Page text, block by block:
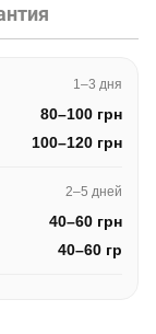
1–3 дня
80–100 грн
100–120 грн
2–5 дней
40–60 грн
40–60 гр